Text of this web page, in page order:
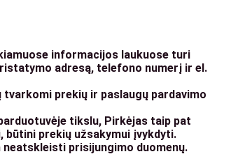
informacijos laukuose turi
adresą, telefono numerį ir el.
prekių ir paslaugų pardavimo
tikslu, Pirkėjas taip pat
prekių užsakymui įvykdyti.
prisijungimo duomenų.